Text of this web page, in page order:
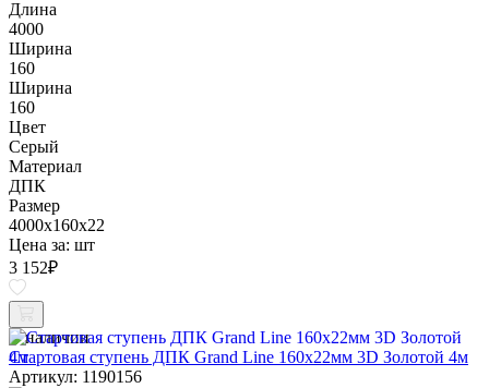
Длина
4000
Ширина
160
Ширина
160
Цвет
Серый
Материал
ДПК
Размер
4000x160x22
Цена за: шт
3 152₽
В наличии
Стартовая ступень ДПК Grand Line 160х22мм 3D Золотой 4м
Артикул: 1190156